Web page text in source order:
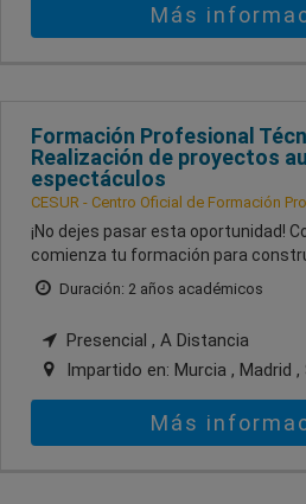
Más
Formación Profesional
Realización de proyectos
espectáculos
CESUR - Centro Oficial de Formación
¡No dejes pasar esta oportunidad!
comienza tu formación para
Duración: 2 años académicos
Presencial , A Distancia
Impartido en: Murcia , Madrid ,
Más